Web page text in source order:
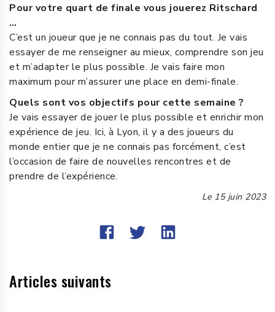
Pour votre quart de finale vous jouerez Ritschard
…
C’est un joueur que je ne connais pas du tout. Je vais
essayer de me renseigner au mieux, comprendre son jeu
et m’adapter le plus possible. Je vais faire mon
maximum pour m’assurer une place en demi-finale.
Quels sont vos objectifs pour cette semaine ?
Je vais essayer de jouer le plus possible et enrichir mon
expérience de jeu. Ici, à Lyon, il y a des joueurs du
monde entier que je ne connais pas forcément, c’est
l’occasion de faire de nouvelles rencontres et de
prendre de l’expérience.
Le 15 juin 2023
Articles suivants